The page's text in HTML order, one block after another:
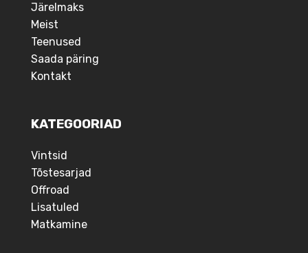
Järelmaks
Meist
Teenused
Saada päring
Kontakt
KATEGOORIAD
Vintsid
Tõstesarjad
Offroad
Lisatuled
Matkamine